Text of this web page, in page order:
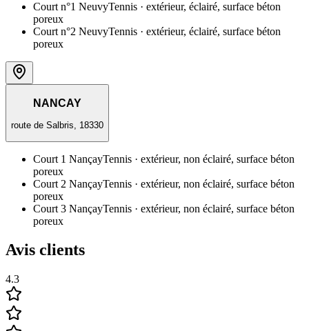
Court n°1 NeuvyTennis · extérieur, éclairé, surface béton
poreux
Court n°2 NeuvyTennis · extérieur, éclairé, surface béton
poreux
NANCAY
route de Salbris, 18330
Court 1 NançayTennis · extérieur, non éclairé, surface béton
poreux
Court 2 NançayTennis · extérieur, non éclairé, surface béton
poreux
Court 3 NançayTennis · extérieur, non éclairé, surface béton
poreux
Avis clients
4.3